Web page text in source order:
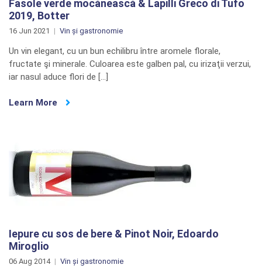
Fasole verde mocănească & Lapilli Greco di Tufo
2019, Botter
16 Jun 2021 Vin și gastronomie
Un vin elegant, cu un bun echilibru între aromele florale,
fructate şi minerale. Culoarea este galben pal, cu irizaţii verzui,
iar nasul aduce flori de […]
Learn More
Iepure cu sos de bere & Pinot Noir, Edoardo
Miroglio
06 Aug 2014 Vin și gastronomie